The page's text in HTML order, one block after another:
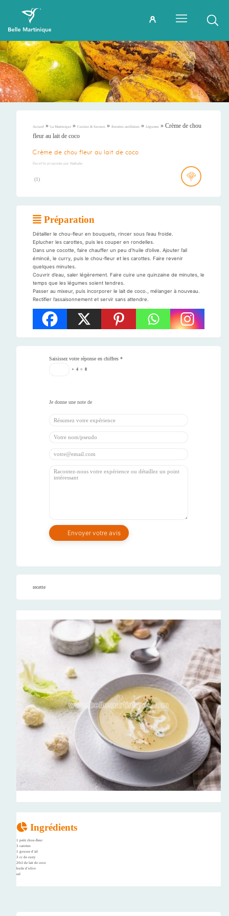
Accueil » La Martinique » Cuisine & Saveurs » Recettes antillaises » Légumes » Crème de chou
fleur au lait de coco
Crème de chou fleur au lait de coco
Recette proposée par Nathalie
(1)
Préparation
Détailler le chou-fleur en bouquets, rincer sous l’eau froide.
Eplucher les carottes, puis les couper en rondelles.
Dans une cocotte, faire chauffer un peu d’huile d’olive. Ajouter l’ail
émincé, le curry, puis le chou-fleur et les carottes. Faire revenir
quelques minutes.
Couvrir d’eau, saler légèrement. Faire cuire une quinzaine de minutes, le
temps que les légumes soient tendres.
Passer au mixeur, puis incorporer le lait de coco., mélanger à nouveau.
Rectifier l’assaisonnement et servir sans attendre.
Saisissez votre réponse en chiffres *
+ 4 = 8
recette
Ingrédients
1 petit chou-fleur
3 carottes
1 gousse d’ail
3 cc de curry
20cl de lait de coco
huile d’olive
sel